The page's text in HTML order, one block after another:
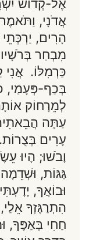
אֲדֹנָי,
הָרִים,
מִבְחַר
כַּרְמִלּוֹ. אֲנִי
בְּכַף-פְּעָמַי,
לְמֵרָחוֹק
עַתָּה
עָרִים
וָבֹשׁוּ; הָיוּ
גַּגּוֹת,
וּבוֹאֲךָ,
הִתְרַגֶּזְךָ
חַחִי בְּאַפֶּךָ,